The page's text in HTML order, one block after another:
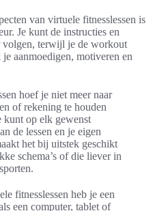
van virtuele fitnesslessen is
Je kunt de instructies en
volgen, terwijl je de workout
aanmoedigen, motiveren en
hoef je niet meer naar
of rekening te houden
kunt op elk gewenst
de lessen en je eigen
het bij uitstek geschikt
schema’s of die liever in
fitnesslessen heb je een
een computer, tablet of